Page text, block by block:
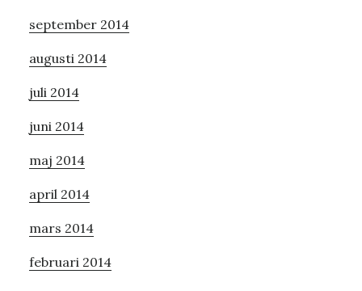
september 2014
augusti 2014
juli 2014
juni 2014
maj 2014
april 2014
mars 2014
februari 2014